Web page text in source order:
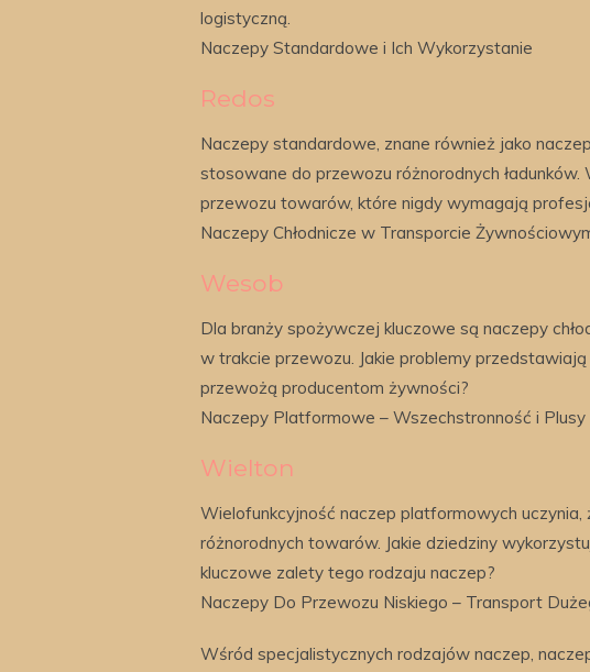
logistyczną.
Naczepy Standardowe i Ich Wykorzystanie
Redos
Naczepy standardowe, znane również jako
stosowane do przewozu różnorodnych ładunków.
przewozu towarów, które nigdy wymagają
Naczepy Chłodnicze w Transporcie
Wesob
Dla branży spożywczej kluczowe są naczepy
w trakcie przewozu. Jakie problemy
przewożą producentom żywności?
Naczepy Platformowe – Wszechstronność i Plusy
Wielton
Wielofunkcyjność naczep platformowych
różnorodnych towarów. Jakie dziedziny
kluczowe zalety tego rodzaju naczep?
Naczepy Do Przewozu Niskiego – Transport
Wśród specjalistycznych rodzajów naczep,